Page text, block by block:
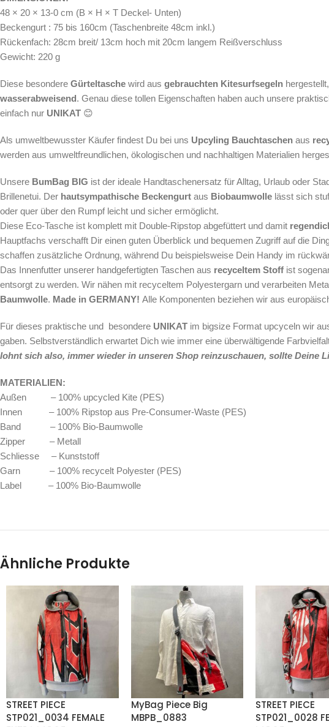
48 × 20 × 13-0 cm (B × H × T Deckel- Unten)
Beckengurt : 75 bis 160cm (Taschenbreite 48cm inkl.)
Rückenfach: 28cm breit/ 13cm hoch mit 20cm langem Reißverschluss
Gewicht: 220 g
Diese besondere Gürteltasche wird aus gebrauchten Kitesurfsegeln
wasserabweisend. Genau diese tollen Eigenschaften haben auch unsere
einfach nur UNIKAT 😊
Als umweltbewusster Käufer findest Du bei uns Upcyling Bauchtaschen aus
werden aus umweltfreundlichen, ökologischen und nachhaltigen Materialien
Unsere BumBag BIG ist der ideale Handtaschenersatz für Alltag, Urlaub oder
Brillenetui. Der hautsympathische Beckengurt aus Biobaumwolle lässt sich
oder quer über den Rumpf leicht und sicher ermöglicht.
Diese Eco-Tasche ist komplett mit Double-Ripstop abgefüttert und damit
Hauptfachs verschafft Dir einen guten Überblick und bequemen Zugriff auf die
schaffen zusätzliche Ordnung, während Du beispielsweise Dein Handy im
Das Innenfutter unserer handgefertigten Taschen aus recyceltem Stoff ist
entsorgt zu werden. Wir nähen mit recyceltem Polyestergarn und verarbeiten
Baumwolle. Made in GERMANY! Alle Komponenten beziehen wir aus
Für dieses praktische und besondere UNIKAT im bigsize Format upcyceln wir
gaben. Selbstverständlich erwartet Dich wie immer eine überwältigende
lohnt sich also, immer wieder in unseren Shop reinzuschauen, sollte Deine
MATERIALIEN:
Außen – 100% upcycled Kite (PES)
Innen – 100% Ripstop aus Pre-Consumer-Waste (PES)
Band – 100% Bio-Baumwolle
Zipper – Metall
Schliesse – Kunststoff
Garn – 100% recycelt Polyester (PES)
Label – 100% Bio-Baumwolle
Ähnliche Produkte
STREET PIECE
STP021_0034 FEMALE
MyBag Piece Big
MBPB_0883
STREET PIECE
STP021_0028